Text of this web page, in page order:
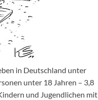
in Deutschland unter
unter 18 Jahren – 3,8
und Jugendlichen mit